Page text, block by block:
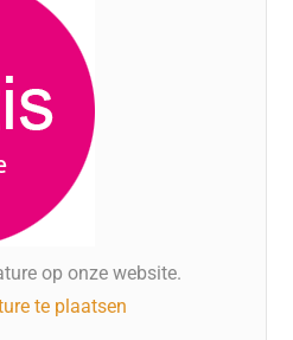
op onze website.
te plaatsen